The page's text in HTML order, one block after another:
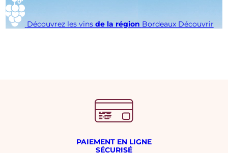
Découvrez les vins de la région Bordeaux Découvrir
PAIEMENT EN LIGNE
SÉCURISÉ